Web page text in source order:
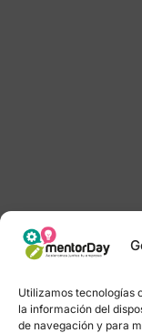
Utilizamos tecnologías
la información del
de navegación y para